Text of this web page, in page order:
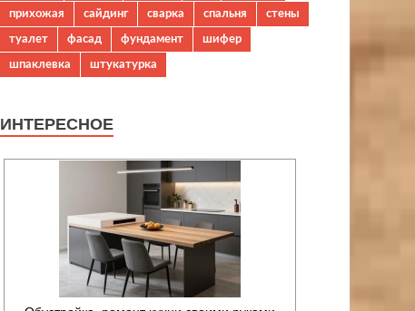
прихожая
сайдинг сварка спальня
стены
туалет
фасад фундамент
шифер
шпаклевка
штукатурка
ИНТЕРЕСНОЕ